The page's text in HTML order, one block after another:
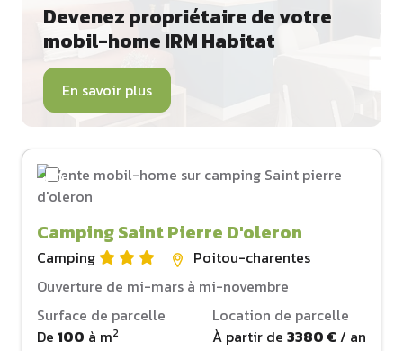
Devenez propriétaire de votre
mobil-home IRM Habitat
En savoir plus
Camping Saint Pierre D'oleron
Camping
Poitou-charentes
Ouverture de mi-mars à mi-novembre
Surface de parcelle
De 100 à m2
Location de parcelle
À partir de 3380 € / an